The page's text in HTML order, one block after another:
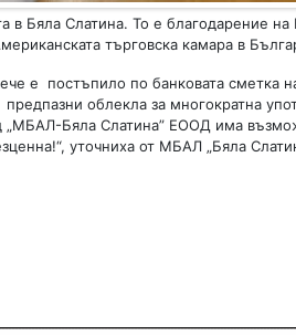
в Бяла Слатина. То е благодарение
търговска камара в
е постъпило по банковата сметка
облекла за многократна
Бяла Слатина” ЕООД има
уточниха от МБАЛ „Бяла